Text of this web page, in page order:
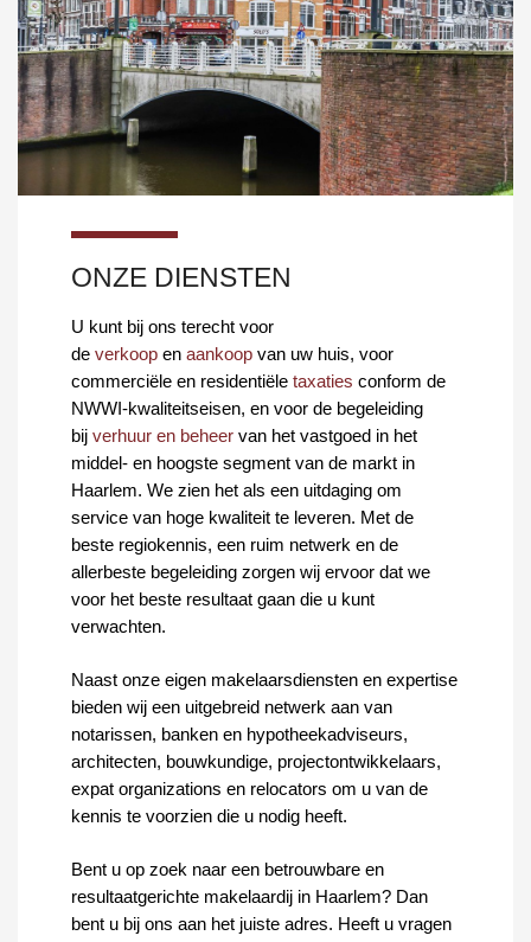
ONZE DIENSTEN
U kunt bij ons terecht voor
de verkoop en aankoop van uw huis, voor
commerciële en residentiële taxaties conform de
NWWI-kwaliteitseisen, en voor de begeleiding
bij verhuur en beheer van het vastgoed in het
middel- en hoogste segment van de markt in
Haarlem. We zien het als een uitdaging om
service van hoge kwaliteit te leveren. Met de
beste regiokennis, een ruim netwerk en de
allerbeste begeleiding zorgen wij ervoor dat we
voor het beste resultaat gaan die u kunt
verwachten.
Naast onze eigen makelaarsdiensten en expertise
bieden wij een uitgebreid netwerk aan van
notarissen, banken en hypotheekadviseurs,
architecten, bouwkundige, projectontwikkelaars,
expat organizations en relocators om u van de
kennis te voorzien die u nodig heeft.
Bent u op zoek naar een betrouwbare en
resultaatgerichte makelaardij in Haarlem? Dan
bent u bij ons aan het juiste adres. Heeft u vragen